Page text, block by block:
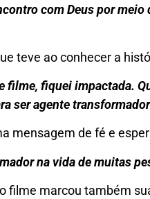
com Deus por
teve ao conhecer a
filme, fiquei impactada.
ser agente
mensagem de fé e
na vida de muitas
filme marcou também